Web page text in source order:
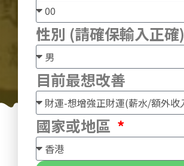
性別 (請確保輸入正確)
目前最想改善
國家或地區